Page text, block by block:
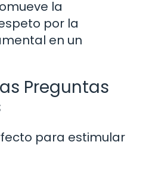
la
por la
en un
Preguntas
para estimular